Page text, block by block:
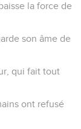
la force de
son âme de
qui fait tout
ont refusé